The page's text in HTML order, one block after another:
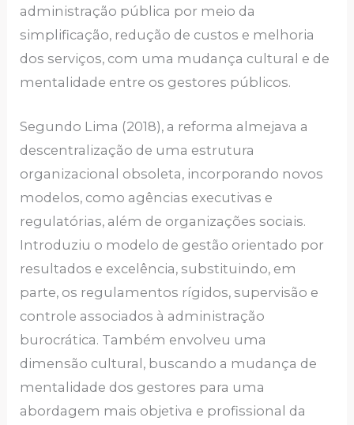
administração pública por meio da
simplificação, redução de custos e melhoria
dos serviços, com uma mudança cultural e de
mentalidade entre os gestores públicos.
Segundo Lima (2018), a reforma almejava a
descentralização de uma estrutura
organizacional obsoleta, incorporando novos
modelos, como agências executivas e
regulatórias, além de organizações sociais.
Introduziu o modelo de gestão orientado por
resultados e excelência, substituindo, em
parte, os regulamentos rígidos, supervisão e
controle associados à administração
burocrática. Também envolveu uma
dimensão cultural, buscando a mudança de
mentalidade dos gestores para uma
abordagem mais objetiva e profissional da